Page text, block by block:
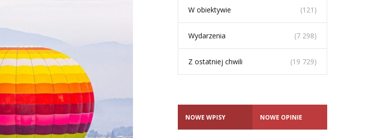
W obiektywie (121)
Wydarzenia (7 298)
Z ostatniej chwili (19 729)
NOWE WPISY NOWE OPINIE